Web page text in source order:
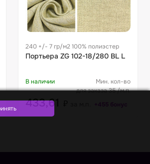
240 +/- 7 гр/м2 100% полиэстер
Портьера ZG 102-18/280 BL L
В наличии
Мин. кол-во
для заказа 35 /м.п.
433,61